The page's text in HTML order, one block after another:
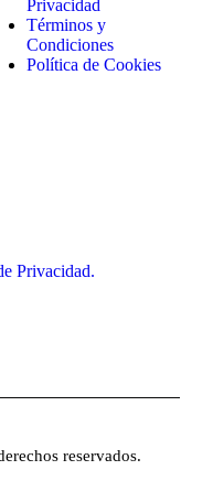
Privacidad
Términos y
Condiciones
Política de Cookies
Privacidad.
reservados.